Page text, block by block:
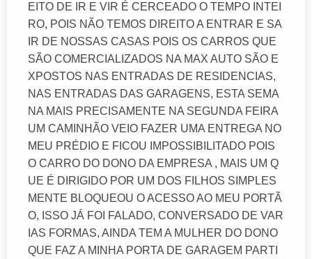
EITO DE IR E VIR É CERCEADO O TEMPO INTEI
RO, POIS NÃO TEMOS DIREITO A ENTRAR E SA
IR DE NOSSAS CASAS POIS OS CARROS QUE
SÃO COMERCIALIZADOS NA MAX AUTO SÃO E
XPOSTOS NAS ENTRADAS DE RESIDENCIAS,
NAS ENTRADAS DAS GARAGENS, ESTA SEMA
NA MAIS PRECISAMENTE NA SEGUNDA FEIRA
UM CAMINHÃO VEIO FAZER UMA ENTREGA NO
MEU PRÉDIO E FICOU IMPOSSIBILITADO POIS
O CARRO DO DONO DA EMPRESA , MAIS UM Q
UE É DIRIGIDO POR UM DOS FILHOS SIMPLES
MENTE BLOQUEOU O ACESSO AO MEU PORTÃ
O, ISSO JÁ FOI FALADO, CONVERSADO DE VAR
IAS FORMAS, AINDA TEM A MULHER DO DONO
QUE FAZ A MINHA PORTA DE GARAGEM PARTI